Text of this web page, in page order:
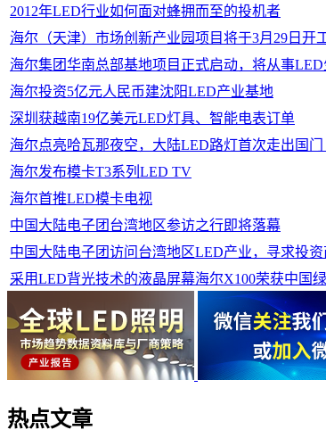
2012年LED行业如何面对蜂拥而至的投机者
海尔（天津）市场创新产业园项目将于3月29日开
海尔集团华南总部基地项目正式启动，将从事LED
海尔投资5亿元人民币建沈阳LED产业基地
深圳获越南19亿美元LED灯具、智能电表订单
海尔点亮哈瓦那夜空，大陆LED路灯首次走出国门
海尔发布模卡T3系列LED TV
海尔首推LED模卡电视
中国大陆电子团台湾地区参访之行即将落幕
中国大陆电子团访问台湾地区LED产业，寻求投
采用LED背光技术的液晶屏幕海尔X100荣获中国
热点文章